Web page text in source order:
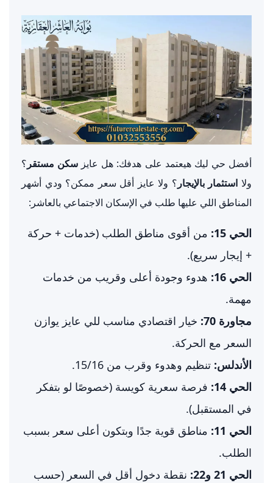
أفضل حي ليك هيعتمد على هدفك: هل عايز سكن مستقر ؟
ولا استثمار بالإيجار ؟ ولا عايز أقل سعر ممكن؟ ودي أشهر
المناطق اللي عليها طلب في الإسكان الاجتماعي بالعاشر:
الحي 15:
من أقوى مناطق الطلب (خدمات + حركة
+ إيجار سريع).
الحي 16:
هدوء وجودة أعلى وقريب من خدمات
مهمة.
مجاورة 70:
خيار اقتصادي مناسب للي عايز يوازن
السعر مع الحركة.
الأندلس: تنظيم وهدوء وقرب من 15/16.
الحي 14:
فرصة سعرية كويسة (خصوصًا لو بتفكر
في المستقبل).
الحي 11:
مناطق قوية جدًا وبتكون أعلى سعر بسبب
الطلب.
الحي 21 و22:
نقطة دخول أقل في السعر (حسب